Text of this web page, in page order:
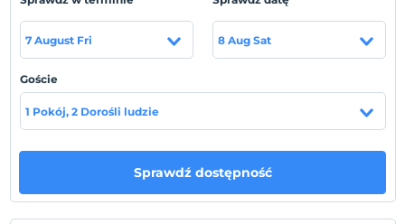
Lokalizacja
Sabiha Gökçen Havaalanı'na 34 km., İstanbul
Pokaż na mapie
Zasady hotelu
7 August Fri 8 Aug Sat
Goście
1 Pokój, 2 Dorośli ludzie
Sprawdź dostępność